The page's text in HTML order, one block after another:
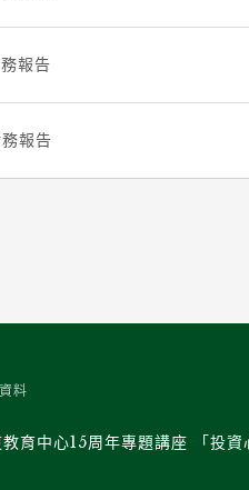
報告
報告
料